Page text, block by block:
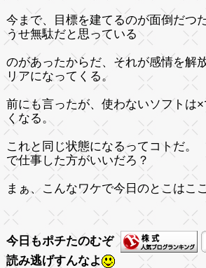
今まで、目標を建てるのが面倒だつ
うせ無駄だと思っている
のがあったからだ、それが感情を解
リアになってくる。
前にも言ったが、使わないソフトは
くなる。
これと同じ状態になるってコトだ
で仕事した方がいいだろ？
まぁ、こんなワケで今日のと
今日もポチたのむぞ
読み逃げすんなよ